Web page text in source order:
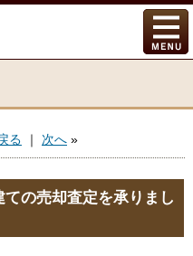
る ｜ 次へ »
の売却査定を承りまし